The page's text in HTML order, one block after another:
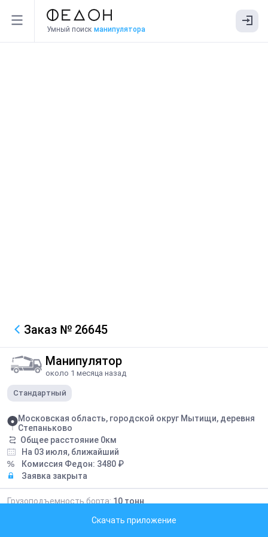
Умный поиск манипулятора
Заказ № 26645
Манипулятор
около 1 месяца назад
Стандартный
Московская область, городской округ Мытищи, деревня
Степаньково
Общее расстояние 0км
На 03 июля, ближайший
Комиссия Федон: 3480 ₽
Заявка закрыта
Грузоподъемность борта: 10 тонн
метровСкачать приложение